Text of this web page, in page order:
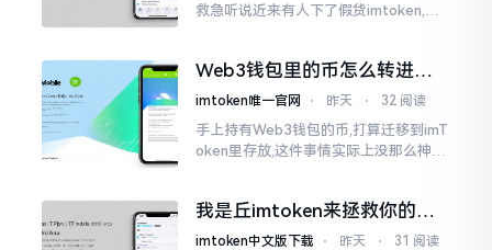
救急听说近来有人下了假货imtoken,心
是陷阱。
Web3钱包里的币怎么转进
imToken？别慌，三步搞定
imtoken唯一官网 ⋅ 昨天 ⋅ 32 阅读
手上持有Web3钱包的币,打算迁移到imT
oken里存放,这件事情实际上没那么神秘
我是丘imtoken来拯救你的钱
包
imtoken中文版下载 ⋅ 昨天 ⋅ 31 阅读